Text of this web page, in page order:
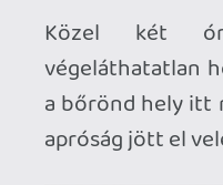
egyszerre több
megszállja. Pár
felismertem az
köszönhetően de a
felfedezésre várt.